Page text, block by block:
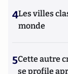
4Les villes
monde
5Cette autre
se profile